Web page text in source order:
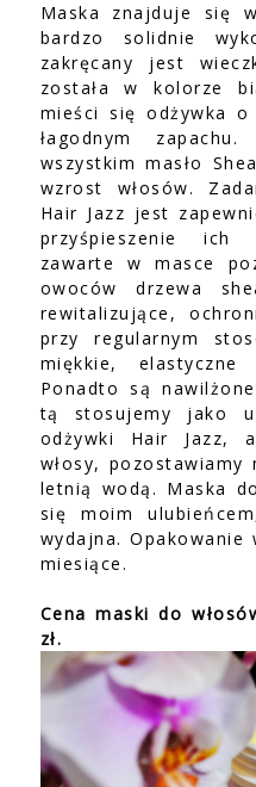
Maska znajduje się w
bardzo solidnie
zakręcany jest
została w kolorze
mieści się odżywka
łagodnym
wszystkim masło
wzrost włosów.
Hair Jazz jest
przyśpieszenie ich
zawarte w masce
owoców drzewa
rewitalizujące,
przy regularnym
miękkie,
Ponadto są
tą stosujemy jako
odżywki Hair Jazz,
włosy, pozostawiamy
letnią wodą. Maska
się moim
wydajna.
miesiące.
Cena maski do
zł.